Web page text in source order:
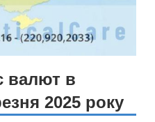
валют в
2025 року